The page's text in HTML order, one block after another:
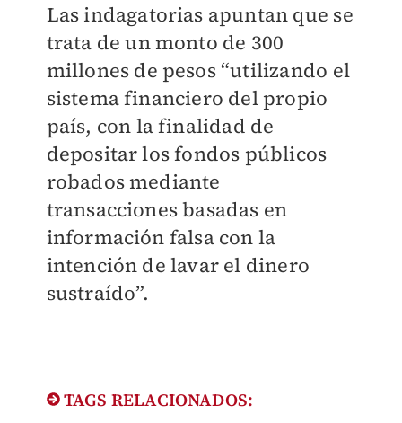
Las indagatorias apuntan que se
trata de un monto de 300
millones de pesos “utilizando el
sistema financiero del propio
país, con la finalidad de
depositar los fondos públicos
robados mediante
transacciones basadas en
información falsa con la
intención de lavar el dinero
sustraído”.
TAGS RELACIONADOS: